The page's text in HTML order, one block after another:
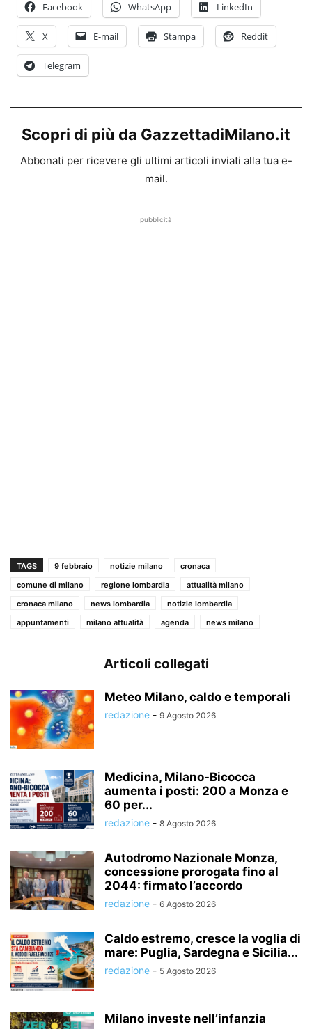
Facebook WhatsApp LinkedIn
X E-mail Stampa Reddit
Telegram
Scopri di più da GazzettadiMilano.it
Abbonati per ricevere gli ultimi articoli inviati alla tua e-
mail.
pubblicità
TAGS 9 febbraio notizie milano
cronaca
comune di milano
regione lombardia
attualità milano
cronaca milano
news lombardia
notizie lombardia
appuntamenti
milano attualità agenda news milano
Articoli collegati
Meteo Milano, caldo e temporali
redazione - 9 Agosto 2026
Medicina, Milano-Bicocca
aumenta i posti: 200 a Monza e
60 per...
redazione - 8 Agosto 2026
Autodromo Nazionale Monza,
concessione prorogata fino al
2044: firmato l’accordo
redazione - 6 Agosto 2026
Caldo estremo, cresce la voglia di
mare: Puglia, Sardegna e Sicilia...
redazione - 5 Agosto 2026
Milano investe nell’infanzia